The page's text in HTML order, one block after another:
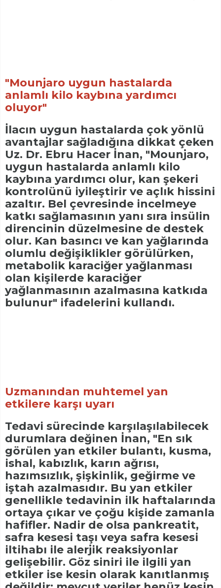
"Mounjaro uygun hastalarda
anlamlı kilo kaybına yardımcı
oluyor"
İlacın uygun hastalarda çok yönlü
avantajlar sağladığına dikkat çeken
Uz. Dr. Ebru Hacer İnan, "Mounjaro,
uygun hastalarda anlamlı kilo
kaybına yardımcı olur, kan şekeri
kontrolünü iyileştirir ve açlık hissini
azaltır. Bel çevresinde incelmeye
katkı sağlamasının yanı sıra insülin
direncinin düzelmesine de destek
olur. Kan basıncı ve kan yağlarında
olumlu değişiklikler görülürken,
metabolik karaciğer yağlanması
olan kişilerde karaciğer
yağlanmasının azalmasına katkıda
bulunur" ifadelerini kullandı.
Uzmanından muhtemel yan
etkilere karşı uyarı
Tedavi sürecinde karşılaşılabilecek
durumlara değinen İnan, "En sık
görülen yan etkiler bulantı, kusma,
ishal, kabızlık, karın ağrısı,
hazımsızlık, şişkinlik, geğirme ve
iştah azalmasıdır. Bu yan etkiler
genellikle tedavinin ilk haftalarında
ortaya çıkar ve çoğu kişide zamanla
hafifler. Nadir de olsa pankreatit,
safra kesesi taşı veya safra kesesi
iltihabı ile alerjik reaksiyonlar
gelişebilir. Göz siniri ile ilgili yan
etkiler ise kesin olarak kanıtlanmış